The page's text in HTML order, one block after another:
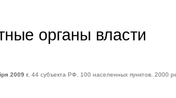
органы власти
2009 г. 44 субъекта РФ. 100 населенных пунктов. 2000